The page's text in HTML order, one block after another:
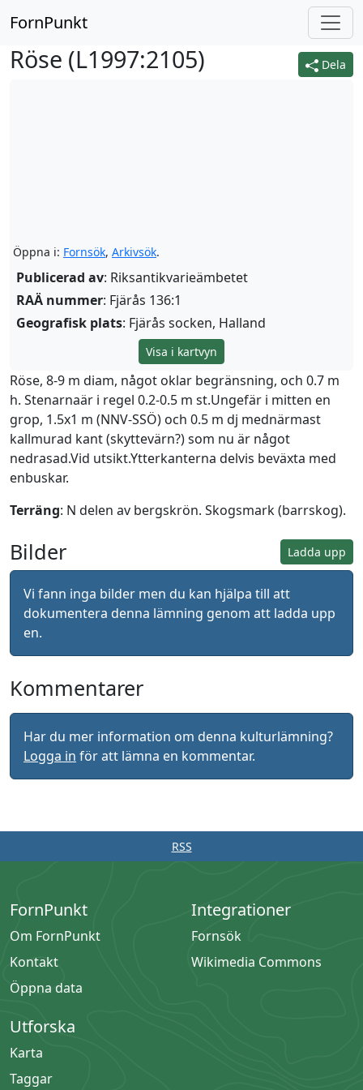
FornPunkt
Dela
Röse (L1997:2105)
Öppna i: Fornsök, Arkivsök.
Publicerad av: Riksantikvarieämbetet
RAÄ nummer: Fjärås 136:1
Geografisk plats: Fjärås socken, Halland
Visa i kartvyn
Röse, 8-9 m diam, något oklar begränsning, och 0.7 m
h. Stenarnaär i regel 0.2-0.5 m st.Ungefär i mitten en
grop, 1.5x1 m (NNV-SSÖ) och 0.5 m dj mednärmast
kallmurad kant (skyttevärn?) som nu är något
nedrasad.Vid utsikt.Ytterkanterna delvis beväxta med
enbuskar.
Terräng: N delen av bergskrön. Skogsmark (barrskog).
Ladda upp
Bilder
Vi fann inga bilder men du kan hjälpa till att
dokumentera denna lämning genom att ladda upp
en.
Kommentarer
Har du mer information om denna kulturlämning?
Logga in för att lämna en kommentar.
RSS
FornPunkt
Om FornPunkt
Kontakt
Öppna data
Integrationer
Fornsök
Wikimedia Commons
Utforska
Karta
Taggar